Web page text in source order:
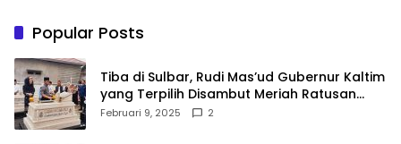
Popular Posts
Tiba di Sulbar, Rudi Mas’ud Gubernur Kaltim
yang Terpilih Disambut Meriah Ratusan
Masyarakat
Februari 9, 2025 2